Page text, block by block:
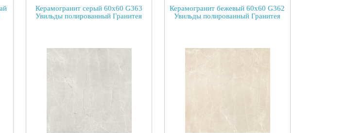
Керамогранит серый 60х60 G363
Увильды полированный Гранитея
Керамогранит бежевый 60х60 G362
Увильды полированный Гранитея